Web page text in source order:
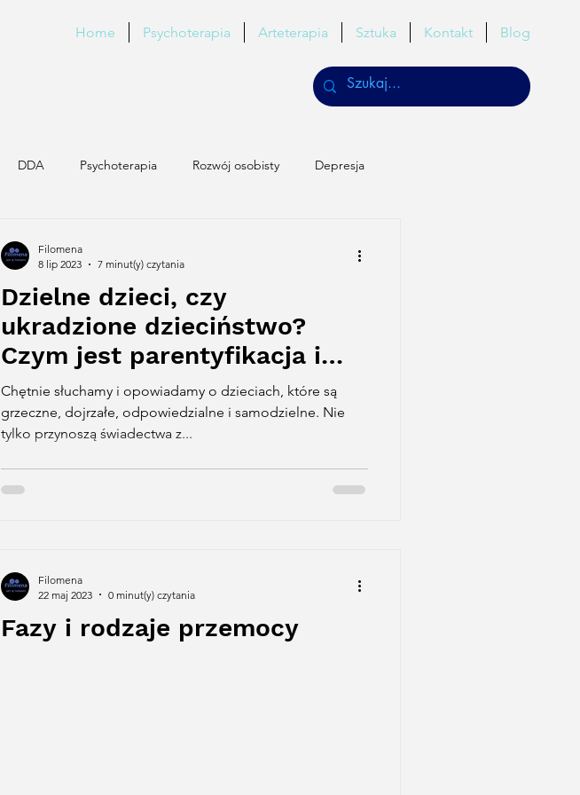
Home Psychoterapia Arteterapia Sztuka Kontakt Blog
DDA Psychoterapia Rozwój osobisty Depresja
Dzielne dzieci, czy
ukradzione dzieciństwo?
Czym jest parentyfikacja i
jakie ma konsekwencje?
Chętnie słuchamy i opowiadamy o dzieciach, które są
grzeczne, dojrzałe, odpowiedzialne i samodzielne. Nie
tylko przynoszą świadectwa z...
Filomena
8 lip 2023
7 minut(y) czytania
Fazy i rodzaje przemocy
Filomena
22 maj 2023
0 minut(y) czytania